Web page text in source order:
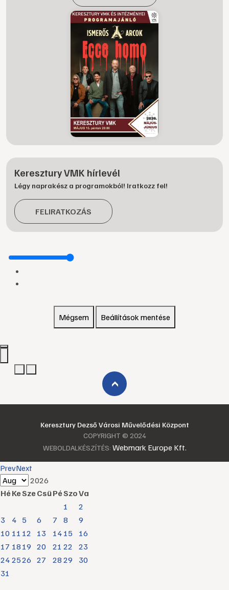
Keresztury VMK hírlevél
Légy naprakész a programokból! Iratkozz fel!
FELIRATKOZÁS
Mégsem Beállítások mentése
›
Keresztury Dezső Városi Művelődési Központ
COPYRIGHT © 2024
WEBOLDALKÉSZÍTÉS: Webmark Europe Kft.
PrevNext
2026
HéKeSzeCsüPéSzoVa
1
2
3
4 5 6 7 8
9
10 11 12 13 14 15
16
17 18 19 20 21 22
23
24 2526 27 28 29
30
31